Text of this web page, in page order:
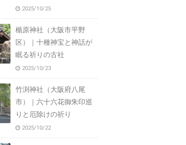
2025/10/25
楯原神社（大阪市平野
区）｜十種神宝と神話が
眠る祈りの古社
2025/10/23
竹渕神社（大阪府八尾
市）｜六十六花御朱印巡
りと厄除けの祈り
2025/10/22